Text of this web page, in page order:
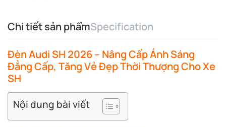
Chi tiết sản phẩmSpecification
Đèn Audi SH 2026 – Nâng Cấp Ánh Sáng
Đẳng Cấp, Tăng Vẻ Đẹp Thời Thượng Cho Xe
SH
Nội dung bài viết